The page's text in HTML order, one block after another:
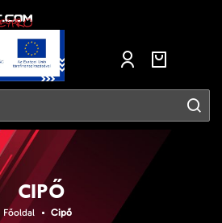
CIPŐ
Főoldal Cipő